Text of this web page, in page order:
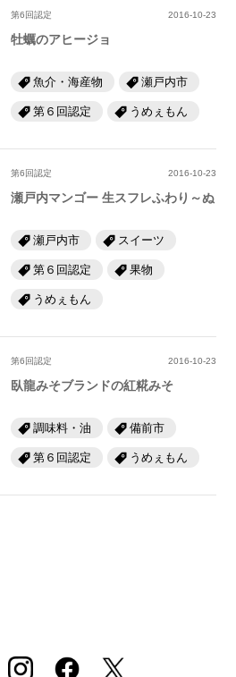
第6回認定 2016-10-23
牡蠣のアヒージョ
魚介・海産物 瀬戸内市
第６回認定 うめぇもん
第6回認定 2016-10-23
瀬戸内マンゴー 生スフレふわり～ぬ
瀬戸内市 スイーツ
第６回認定 果物
うめぇもん
第6回認定 2016-10-23
臥龍みそブランドの紅糀みそ
調味料・油 備前市
第６回認定 うめぇもん